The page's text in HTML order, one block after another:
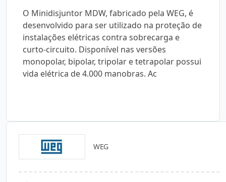
O Minidisjuntor MDW, fabricado pela WEG, é
desenvolvido para ser utilizado na proteção de
instalações elétricas contra sobrecarga e
curto-circuito. Disponível nas versões
monopolar, bipolar, tripolar e tetrapolar possui
vida elétrica de 4.000 manobras. Ac
WEG
Catálogos para Download